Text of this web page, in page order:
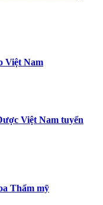
Việt Nam
Việt Nam tuyển
Thẩm mỹ